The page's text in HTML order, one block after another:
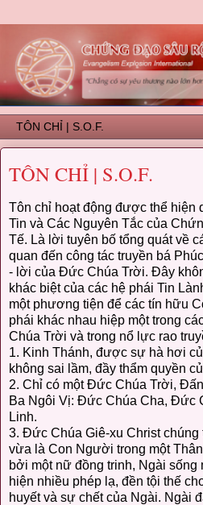
TÔN CHỈ | S.O.F.
Tôn chỉ hoạt động được thể hiện
Tin và Các Nguyên Tắc của
Tế. Là lời tuyên bố tổng quát về
quan đến công tác truyền bá
- lời của Đức Chúa Trời. Đây
khác biệt của các hệ phái Tin
một phương tiện để các tín hữu
phái khác nhau hiệp một trong
Chúa Trời và trong nổ lực rao
1. Kinh Thánh, được sự hà hơi
không sai lầm, đầy thẩm quyền
2. Chỉ có một Đức Chúa Trời,
Ba Ngôi Vị: Đức Chúa Cha, Đức
Linh.
3. Đức Chúa Giê-xu Christ
vừa là Con Người trong một
bởi một nữ đồng trinh, Ngài
hiện nhiều phép lạ, đền tội thế
huyết và sự chết của Ngài. Ngài